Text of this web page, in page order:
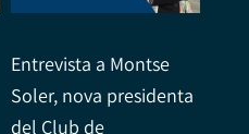
Entrevista a Montse
Soler, nova presidenta
del Club de